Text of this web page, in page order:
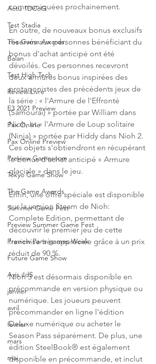
Actu 1DCoG
Test Stadia
The Game Awards
Balan
Test High Tech
Review Livre
E3 2021 Preview
Pax Online
Pax Online Preview
Preview Gamescom
Tokyo Game Show
The Game Awards
Summer Game Fest
Preview Summer Game Fest
Preview Paris games Week
Future Game Show
Avis JdS
janvier
avril
fevrier
mars
mai
communiquées prochainement.
En outre, de nouveaux bonus exclusifs
réservés aux personnes bénéficiant du
bonus d'achat anticipé ont été
dévoilés. Ces personnes recevront
deux armures bonus inspirées des
protagonistes des précédents jeux de
la série : « l'Armure de l'Effronté
(Samouraï) » portée par William dans
Nioh, et « l'Armure de Loup solitaire
(Ninja) » portée par Hiddy dans Nioh 2.
Ces objets s'obtiendront en récupérant
le bonus d'achat anticipé « Armure
glaciale » dans le jeu.
Enfin, une offre spéciale est disponible
sur la version Steam de Nioh:
Complete Edition, permettant de
découvrir le premier jeu de cette
franchise très appréciée grâce à un prix
réduit de 90 %.
Nioh 3 est désormais disponible en
précommande en version physique ou
numérique. Les joueurs peuvent
précommander en ligne l'édition
Deluxe numérique ou acheter le
Season Pass séparément. De plus, une
édition SteelBook® est également
disponible en précommande, et inclut